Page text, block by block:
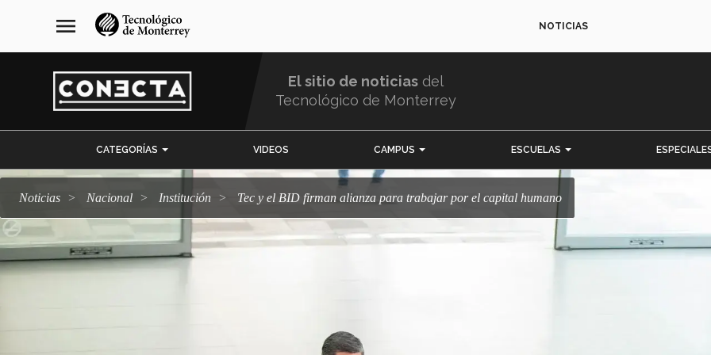
navegación
principal
menu NOTICIAS
El sitio de noticias del
Tecnológico de Monterrey
CATEGORÍAS VIDEOS CAMPUS ESCUELAS
Noticias Nacional Institución Tec y el BID firman alianza para trabajar por el capital humano